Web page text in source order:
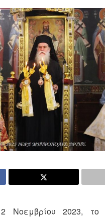
Νοεμβρίου 2023, το